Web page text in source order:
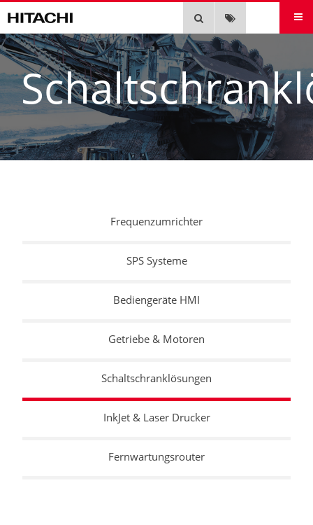
EN
Frequenzumrichter
SPS Systeme
Bediengeräte HMI
Getriebe & Motoren
Schaltschranklösungen
InkJet & Laser Drucker
Fernwartungsrouter